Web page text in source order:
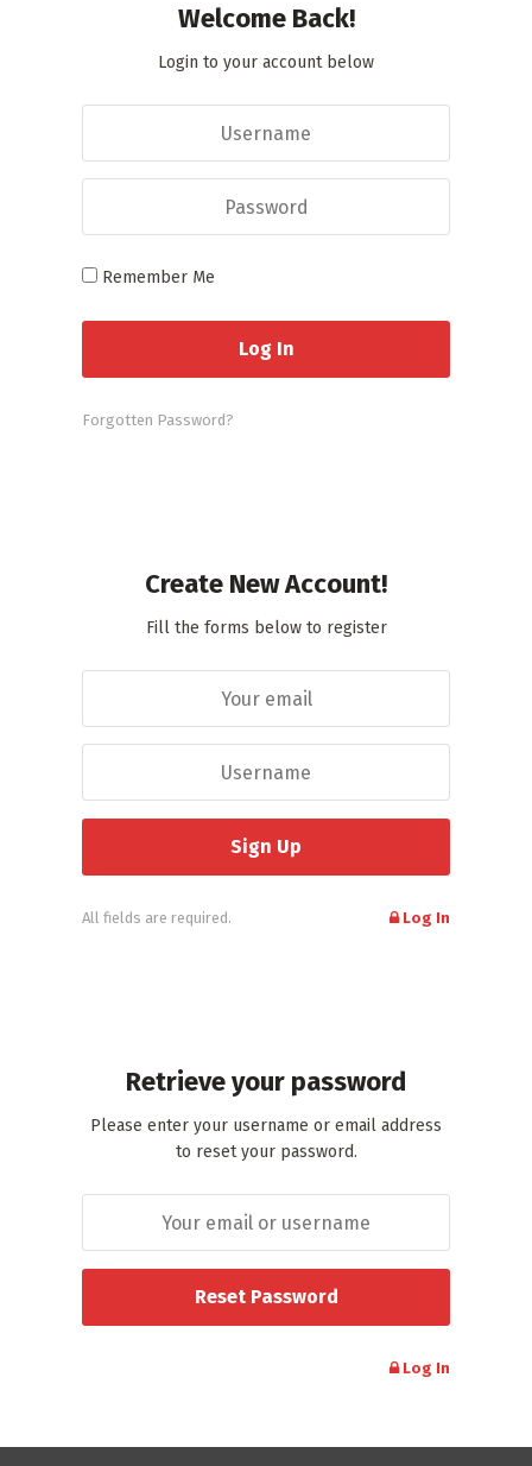
Welcome Back!
Login to your account below
Remember Me
Forgotten Password?
Create New Account!
Fill the forms below to register
All fields are required. Log In
Retrieve your password
Please enter your username or email address
to reset your password.
Log In